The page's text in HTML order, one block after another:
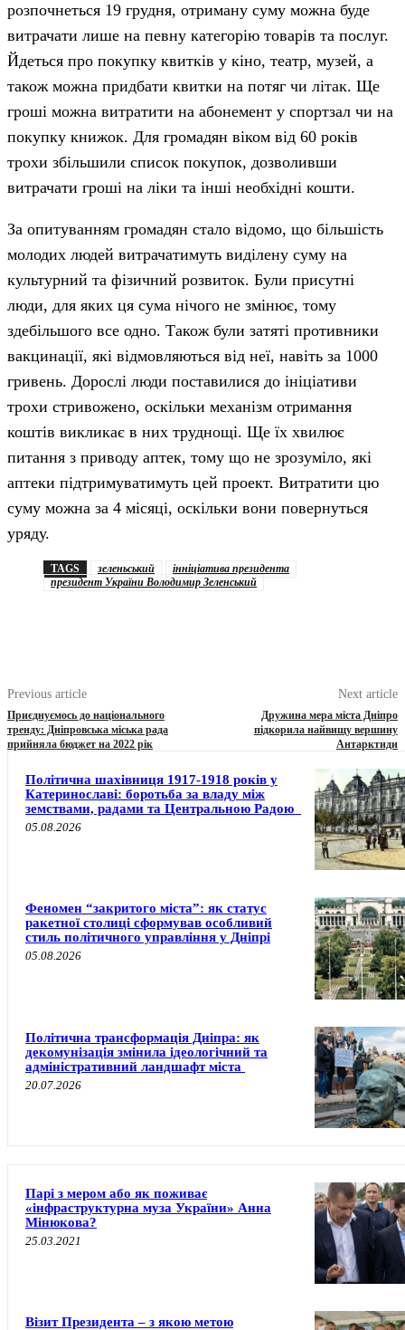
розпочнеться 19 грудня, отриману суму можна буде
витрачати лише на певну категорію товарів та послуг.
Йдеться про покупку квитків у кіно, театр, музей, а
також можна придбати квитки на потяг чи літак. Ще
гроші можна витратити на абонемент у спортзал чи на
покупку книжок. Для громадян віком від 60 років
трохи збільшили список покупок, дозволивши
витрачати гроші на ліки та інші необхідні кошти.
За опитуванням громадян стало відомо, що більшість
молодих людей витрачатимуть виділену суму на
культурний та фізичний розвиток. Були присутні
люди, для яких ця сума нічого не змінює, тому
здебільшого все одно. Також були затяті противники
вакцинації, які відмовляються від неї, навіть за 1000
гривень. Дорослі люди поставилися до ініціативи
трохи стривожено, оскільки механізм отримання
коштів викликає в них труднощі. Ще їх хвилює
питання з приводу аптек, тому що не зрозуміло, які
аптеки підтримуватимуть цей проект. Витратити цю
суму можна за 4 місяці, оскільки вони повернуться
уряду.
TAGS зеленьський
інніціатива президента
президент України Володимир Зеленський
Previous article
Приєднуємось до національного
тренду: Дніпровська міська рада
прийняла бюджет на 2022 рік
Next article
Дружина мера міста Дніпро
підкорила найвищу вершину
Антарктиди
Політична шахівниця 1917-1918 років у
Катеринославі: боротьба за владу між
земствами, радами та Центральною Радою
05.08.2026
Феномен “закритого міста”: як статус
ракетної столиці сформував особливий
стиль політичного управління у Дніпрі
05.08.2026
Політична трансформація Дніпра: як
декомунізація змінила ідеологічний та
адміністративний ландшафт міста
20.07.2026
Парі з мером або як поживає
«інфраструктурна муза України» Анна
Мінюкова?
25.03.2021
Візит Президента – з якою метою